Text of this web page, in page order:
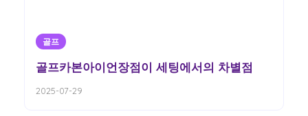
골프
골프카본아이언장점이 세팅에서의 차별점
2025-07-29